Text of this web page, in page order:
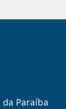
Paraíba